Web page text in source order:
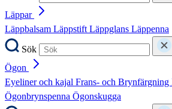
Läppar
Läppbalsam LäppstiftLäppglans Läppenna
Sök
Ögon
Eyeliner och kajal Frans- och Brynfärgning
Ögonbrynspenna Ögonskugga